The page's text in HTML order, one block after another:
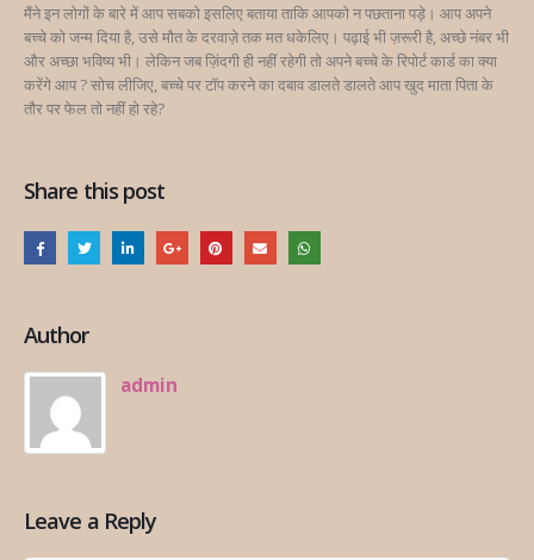
मैंने इन लोगों के बारे में आप सबको इसलिए बताया ताकि आपको न पछताना पड़े। आप अपने
बच्चे को जन्म दिया है, उसे मौत के दरवाज़े तक मत धकेलिए। पढ़ाई भी ज़रूरी है, अच्छे नंबर भी
और अच्छा भविष्य भी। लेकिन जब ज़िंदगी ही नहीं रहेगी तो अपने बच्चे के रिपोर्ट कार्ड का क्या
करेंगे आप ? सोच लीजिए, बच्चे पर टॉप करने का दबाव डालते डालते आप खुद माता पिता के
तौर पर फेल तो नहीं हो रहे?
Share this post
Author
admin
Leave a Reply